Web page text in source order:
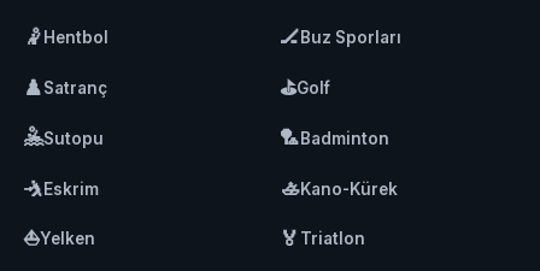
🤾 Hentbol 🏒Buz Sporları
♟️Satranç ⛳Golf
🤽Sutopu 🏸Badminton
🤺Eskrim 🚣Kano-Kürek
⛵Yelken 🏅 Triatlon